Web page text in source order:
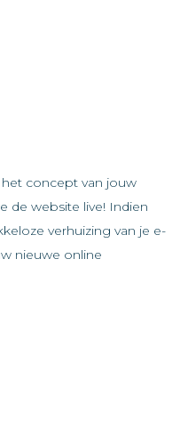
concept van jouw
de website live! Indien
verhuizing van je e-
nieuwe online